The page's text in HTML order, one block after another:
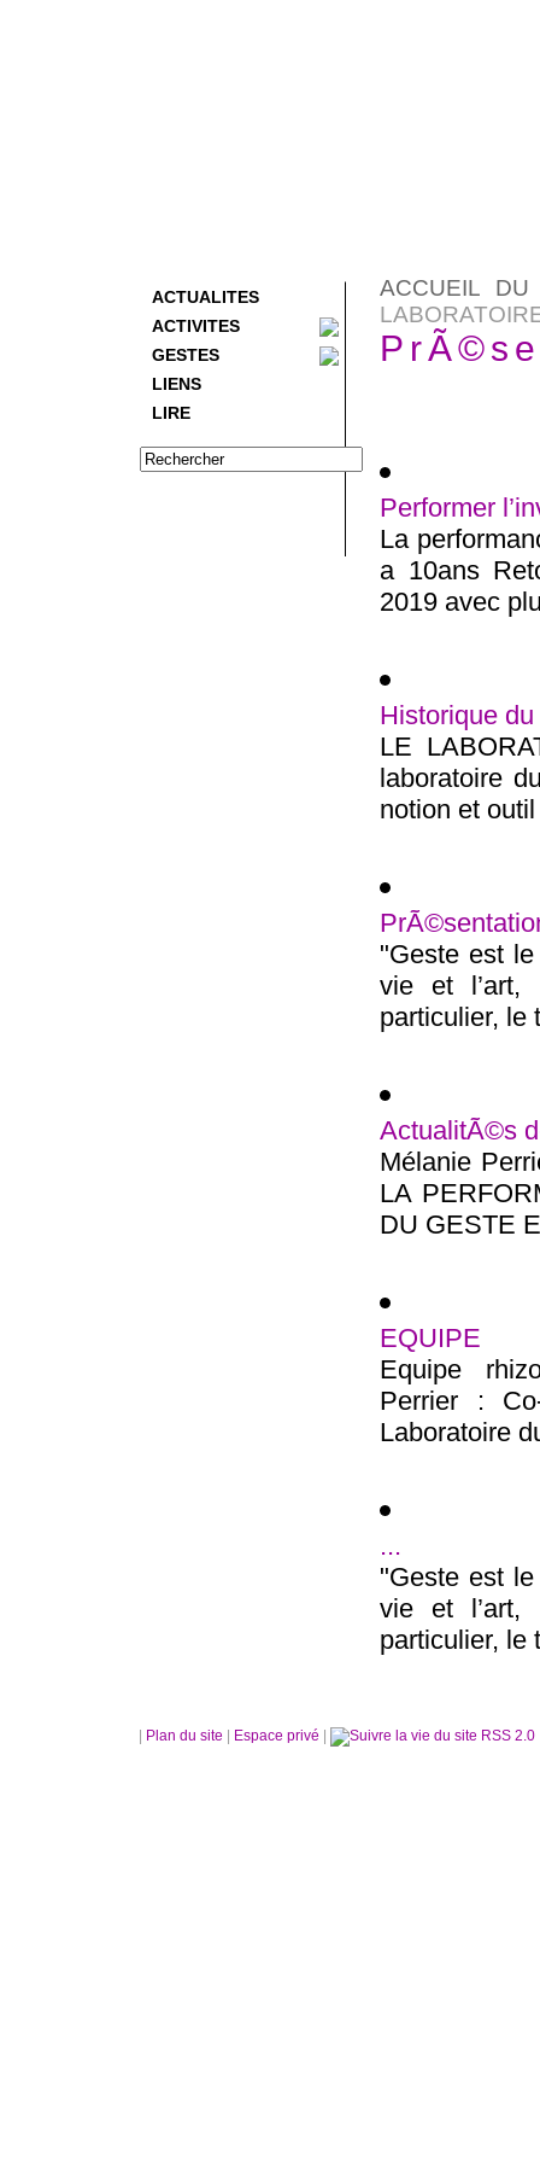
ACTUALITES
ACTIVITES
GESTES
LIENS
LIRE
ACCUEIL DU
Performer
La
a 10ans
2019 avec
Historique
LE
laboratoire
notion et
"Geste est
vie et l’art,
particulier, le
ActualitÃ©s
Mélanie
LA
DU GESTE
EQUIPE
Equipe
Perrier :
Laboratoire
...
"Geste est
vie et l’art,
particulier, le
Plan du site Espace privé RSS 2.0